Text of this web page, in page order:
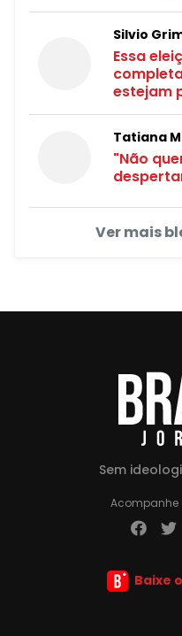
Silvio
Essa
estejam
Tatiana
"Não
Ver mais
Sem
Acompanhe
Baixe